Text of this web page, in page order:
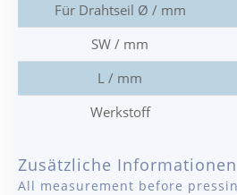
Für Drahtseil Ø / mm
SW / mm
L / mm
Werkstoff
Zusätzliche Informationen
All measurement before